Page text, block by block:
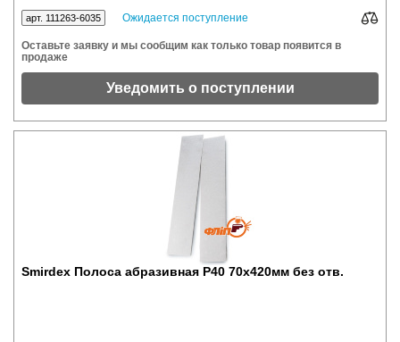
арт. 111263-6035 Ожидается поступление
Оставьте заявку и мы сообщим как только товар появится в
продаже
Уведомить о поступлении
Smirdex Полоса абразивная P40 70x420мм без отв.